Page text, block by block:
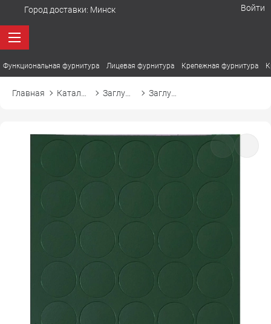
Город доставки: Минск Войти
Функциональная фурнитура Лицевая фурнитура Крепежная фурнитура
Главная